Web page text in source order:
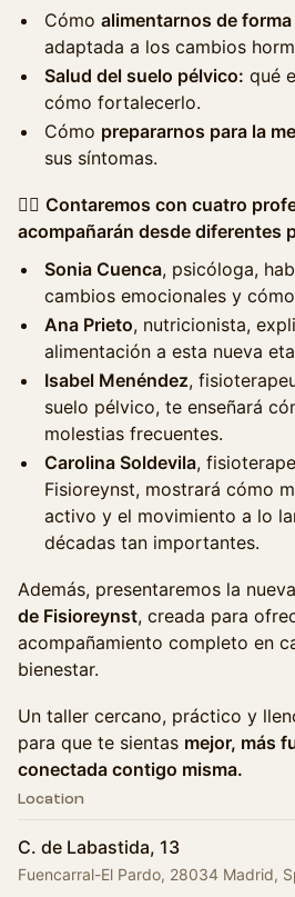
Cómo alimentarnos de
adaptada a los cambios
Salud del suelo pélvico: qué
cómo fortalecerlo.
Cómo prepararnos para la
sus síntomas.
👩‍⚕️ Contaremos con cuatro
acompañarán desde diferentes
Sonia Cuenca, psicóloga,
cambios emocionales y
Ana Prieto, nutricionista,
alimentación a esta nueva
Isabel Menéndez,
suelo pélvico, te enseñará
molestias frecuentes.
Carolina Soldevila,
Fisioreynst, mostrará cómo
activo y el movimiento a lo
décadas tan importantes.
Además, presentaremos la nueva
de Fisioreynst, creada para
acompañamiento completo en
bienestar.
Un taller cercano, práctico y
para que te sientas mejor, más
conectada contigo misma.
Location
C. de Labastida, 13
Fuencarral-El Pardo, 28034 Madrid,